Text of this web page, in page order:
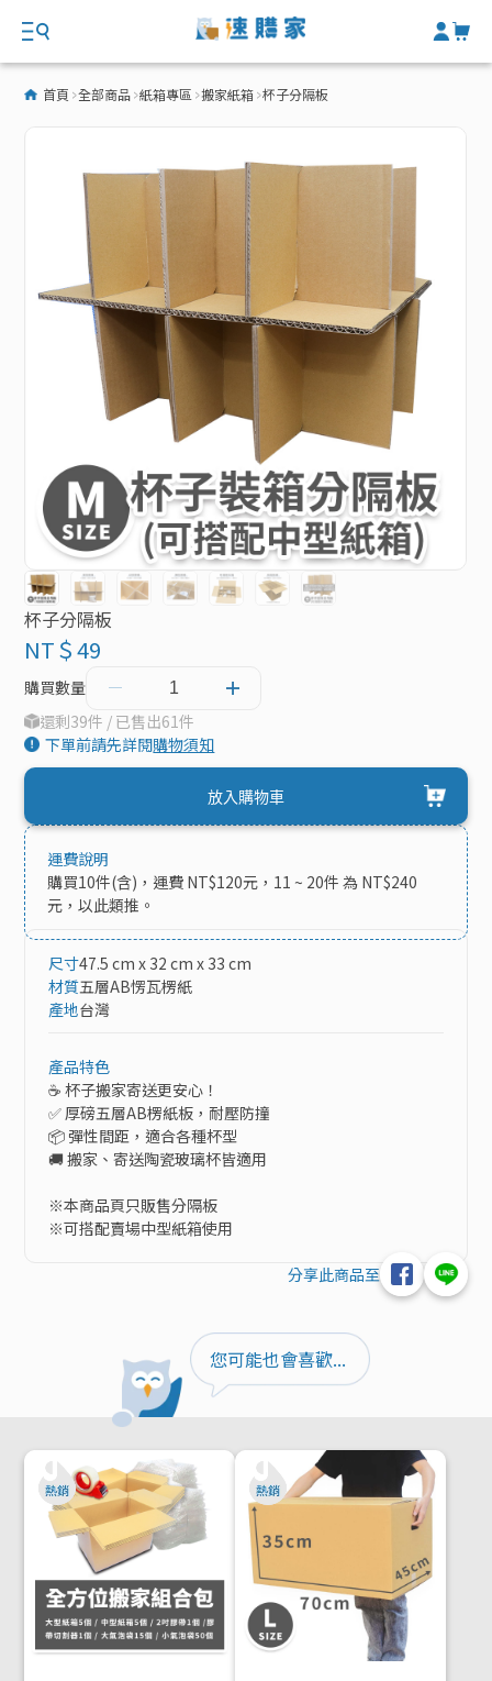
首頁 全部商品 紙箱專區 搬家紙箱 杯子分隔板
杯子分隔板
NT＄49
購買數量
還剩39件 / 已售出61件
下單前請先詳閱購物須知
放入購物車
運費說明
購買10件(含)，運費 NT$120元，11 ~ 20件 為 NT$240
元，以此類推。
尺寸47.5 cm x 32 cm x 33 cm
材質五層AB愣瓦楞紙
產地台灣
產品特色
☕ 杯子搬家寄送更安心！
✅ 厚磅五層AB楞紙板，耐壓防撞
📦 彈性間距，適合各種杯型
🚚 搬家、寄送陶瓷玻璃杯皆適用
※本商品頁只販售分隔板
※可搭配賣場中型紙箱使用
分享此商品至
您可能也會喜歡...